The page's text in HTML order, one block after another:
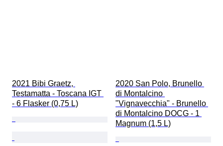
2021 Bibi Graetz,
Testamatta - Toscana IGT
- 6 Flasker (0,75 L)
2020 San Polo, Brunello
di Montalcino
"Vignavecchia" - Brunello
di Montalcino DOCG - 1
Magnum (1,5 L)